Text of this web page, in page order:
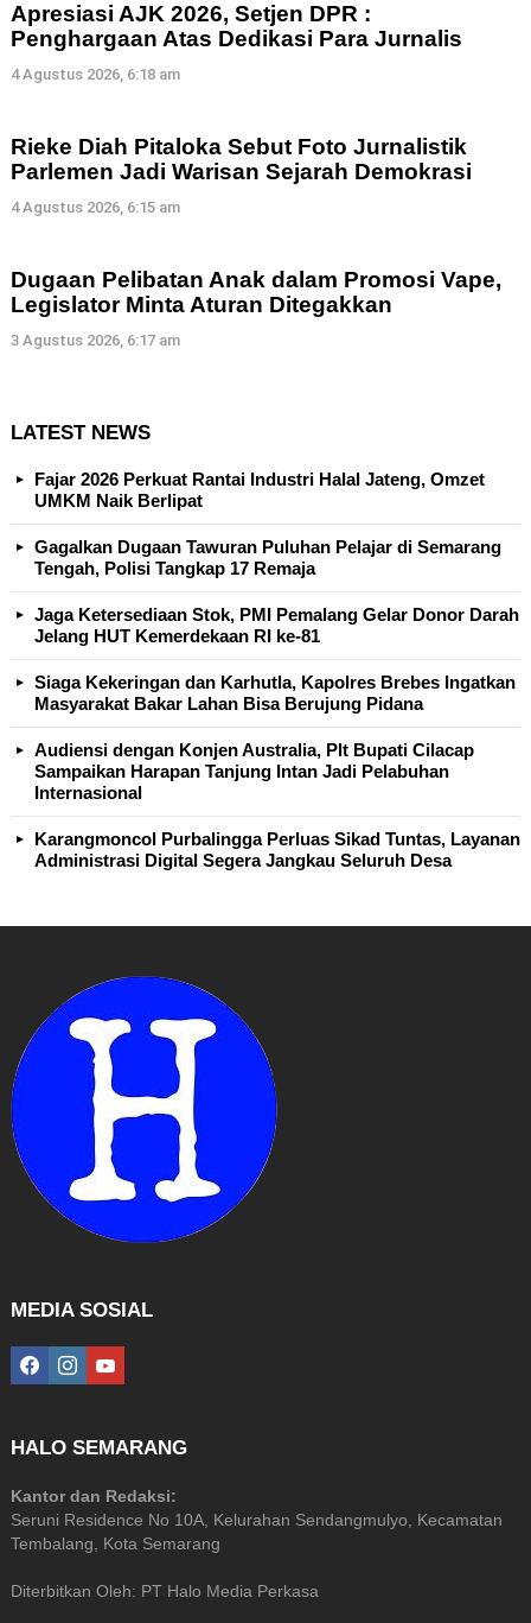
Apresiasi AJK 2026, Setjen DPR :
Penghargaan Atas Dedikasi Para Jurnalis
4 Agustus 2026, 6:18 am
Rieke Diah Pitaloka Sebut Foto Jurnalistik
Parlemen Jadi Warisan Sejarah Demokrasi
4 Agustus 2026, 6:15 am
Dugaan Pelibatan Anak dalam Promosi Vape,
Legislator Minta Aturan Ditegakkan
3 Agustus 2026, 6:17 am
LATEST NEWS
Fajar 2026 Perkuat Rantai Industri Halal Jateng, Omzet
UMKM Naik Berlipat
Gagalkan Dugaan Tawuran Puluhan Pelajar di Semarang
Tengah, Polisi Tangkap 17 Remaja
Jaga Ketersediaan Stok, PMI Pemalang Gelar Donor Darah
Jelang HUT Kemerdekaan RI ke-81
Siaga Kekeringan dan Karhutla, Kapolres Brebes Ingatkan
Masyarakat Bakar Lahan Bisa Berujung Pidana
Audiensi dengan Konjen Australia, Plt Bupati Cilacap
Sampaikan Harapan Tanjung Intan Jadi Pelabuhan
Internasional
Karangmoncol Purbalingga Perluas Sikad Tuntas, Layanan
Administrasi Digital Segera Jangkau Seluruh Desa
MEDIA SOSIAL
facebookinstagramyoutube
HALO SEMARANG
Kantor dan Redaksi:
Seruni Residence No 10A, Kelurahan Sendangmulyo, Kecamatan
Tembalang, Kota Semarang
Diterbitkan Oleh: PT Halo Media Perkasa